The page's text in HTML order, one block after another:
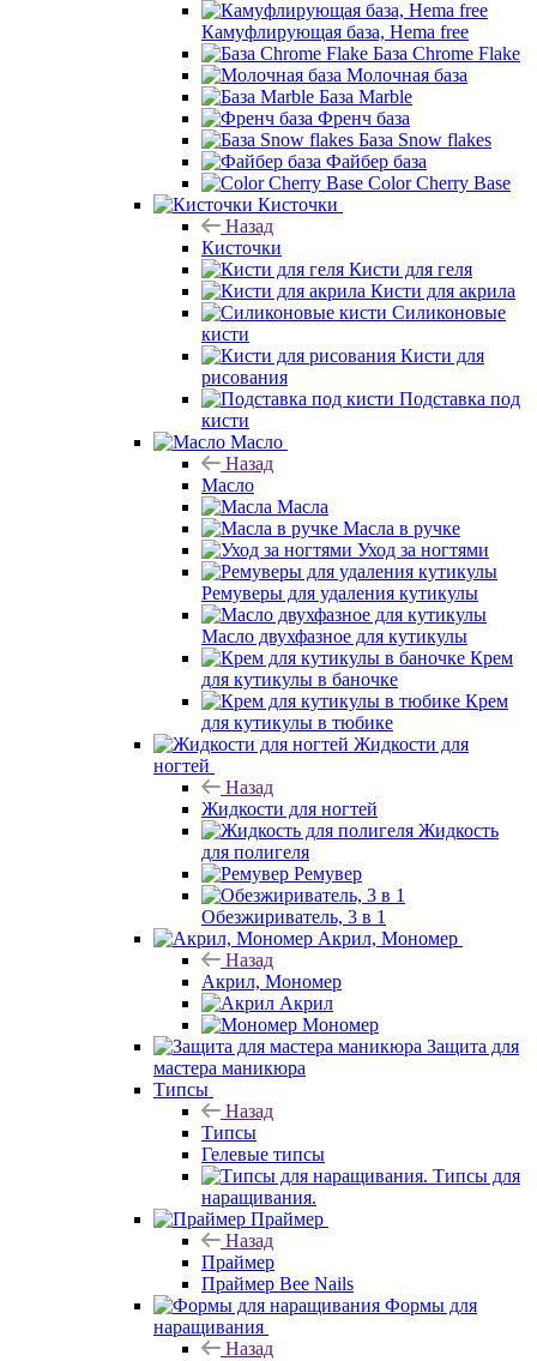
Камуфлирующая база, Hema free
База Chrome Flake
Молочная база
База Marble
Френч база
База Snow flakes
Файбер база
Color Cherry Base
Кисточки
Назад
Кисточки
Кисти для геля
Кисти для акрила
Силиконовые
кисти
Кисти для
рисования
Подставка под
кисти
Масло
Назад
Масло
Масла
Масла в ручке
Уход за ногтями
Ремуверы для удаления кутикулы
Масло двухфазное для кутикулы
Крем
для кутикулы в баночке
Крем
для кутикулы в тюбике
Жидкости для
ногтей
Назад
Жидкости для ногтей
Жидкость
для полигеля
Ремувер
Обезжириватель, 3 в 1
Акрил, Мономер
Назад
Акрил, Мономер
Акрил
Мономер
Защита для
мастера маникюра
Типсы
Назад
Типсы
Гелевые типсы
Типсы для
наращивания.
Праймер
Назад
Праймер
Праймер Bee Nails
Формы для
наращивания
Назад